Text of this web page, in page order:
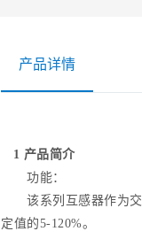
产品详情
1 产品简介
功能：
该系列互感器作为交
定值的5-120%。